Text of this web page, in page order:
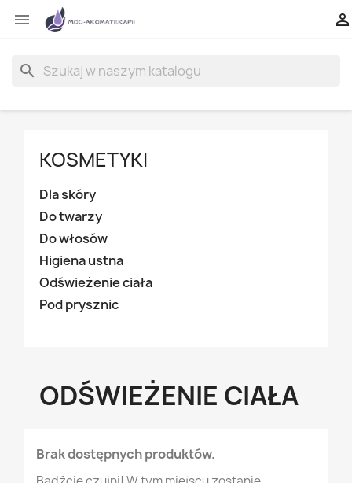
 
search
KOSMETYKI
Dla skóry
Do twarzy
Do włosów
Higiena ustna
Odświeżenie ciała
Pod prysznic
ODŚWIEŻENIE CIAŁA
Brak dostępnych produktów.
Utwórz listę życzeń